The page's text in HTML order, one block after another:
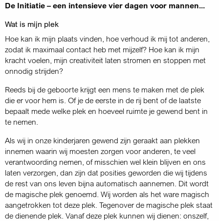
De Initiatie – een intensieve vier dagen voor mannen...
Wat is mijn plek
Hoe kan ik mijn plaats vinden, hoe verhoud ik mij tot anderen,
zodat ik maximaal contact heb met mijzelf? Hoe kan ik mijn
kracht voelen, mijn creativiteit laten stromen en stoppen met
onnodig strijden?
Reeds bij de geboorte krijgt een mens te maken met de plek
die er voor hem is. Of je de eerste in de rij bent of de laatste
bepaalt mede welke plek en hoeveel ruimte je gewend bent in
te nemen.
Als wij in onze kinderjaren gewend zijn geraakt aan plekken
innemen waarin wij moesten zorgen voor anderen, te veel
verantwoording nemen, of misschien wel klein blijven en ons
laten verzorgen, dan zijn dat posities geworden die wij tijdens
de rest van ons leven bijna automatisch aannemen. Dit wordt
de magische plek genoemd. Wij worden als het ware magisch
aangetrokken tot deze plek. Tegenover de magische plek staat
de dienende plek. Vanaf deze plek kunnen wij dienen: onszelf,